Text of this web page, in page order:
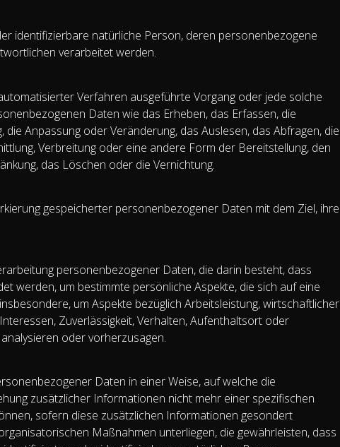
identifizierbare natürliche Person, deren personenbezogene
verarbeitet werden.
Verfahren ausgeführte Vorgang oder jede solche
Daten wie das Erheben, das Erfassen, die
die Anpassung oder Veränderung, das Auslesen, das Abfragen, die
Verbreitung oder eine andere Form der Bereitstellung, den
das Löschen oder die Vernichtung.
gespeicherter personenbezogener Daten mit dem Ziel, ihre
personenbezogener Daten, die darin besteht, dass
werden, um bestimmte persönliche Aspekte, die sich auf eine
um Aspekte bezüglich Arbeitsleistung, wirtschaftlicher
Zuverlässigkeit, Verhalten, Aufenthaltsort oder
oder vorherzusagen.
Daten in einer Weise, auf welche die
zusätzlicher Informationen nicht mehr einer spezifischen
sofern diese zusätzlichen Informationen gesondert
Maßnahmen unterliegen, die gewährleisten, dass